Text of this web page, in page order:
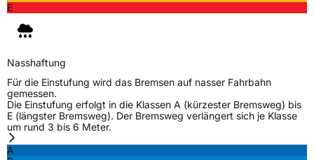
E
Nasshaftung
Für die Einstufung wird das Bremsen auf nasser Fahrbahn
gemessen.
Die Einstufung erfolgt in die Klassen A (kürzester Bremsweg) bis
E (längster Bremsweg). Der Bremsweg verlängert sich je Klasse
um rund 3 bis 6 Meter.
A